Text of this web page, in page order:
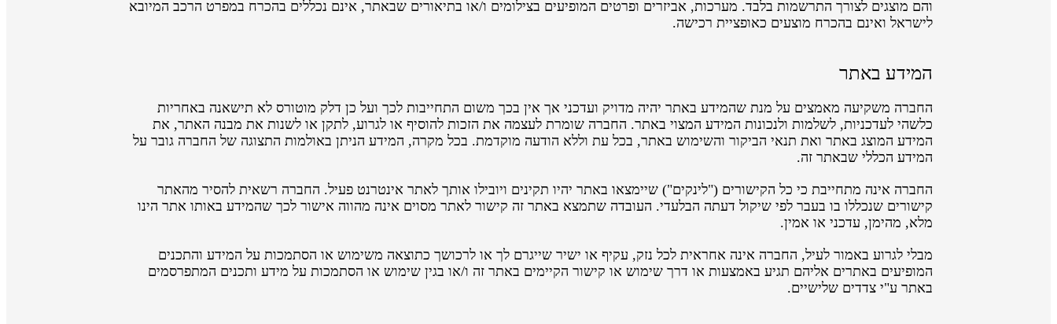
והם מוצגים לצורך התרשמות בלבד. מערכות, אביזרים ופרטים המופיעים בצילומים ו/או בתיאורים שבאתר, אינם נכללים בהכרח במפרט הרכב המיובא
לישראל ואינם בהכרח מוצעים כאופציית רכישה.
המידע באתר
החברה משקיעה מאמצים על מנת שהמידע באתר יהיה מדויק ועדכני אך אין בכך משום התחייבות לכך ועל כן דלק מוטורס לא תישאנה באחריות
כלשהי לעדכניות, לשלמות ולנכונות המידע המצוי באתר. החברה שומרת לעצמה את הזכות להוסיף או לגרוע, לתקן או לשנות את מבנה האתר, את
המידע המוצג באתר ואת תנאי הביקור והשימוש באתר, בכל עת וללא הודעה מוקדמת. בכל מקרה, המידע הניתן באולמות התצוגה של החברה גובר על
המידע הכללי שבאתר זה.
החברה אינה מתחייבת כי כל הקישורים ("לינקים") שיימצאו באתר יהיו תקינים ויובילו אותך לאתר אינטרנט פעיל. החברה רשאית להסיר מהאתר
קישורים שנכללו בו בעבר לפי שיקול דעתה הבלעדי. העובדה שתמצא באתר זה קישור לאתר מסוים אינה מהווה אישור לכך שהמידע באותו אתר הינו
מלא, מהימן, עדכני או אמין.
מבלי לגרוע באמור לעיל, החברה אינה אחראית לכל נזק, עקיף או ישיר שייגרם לך או לרכושך כתוצאה משימוש או הסתמכות על המידע והתכנים
המופיעים באתרים אליהם תגיע באמצעות או דרך שימוש או קישור הקיימים באתר זה ו/או בגין שימוש או הסתמכות על מידע ותכנים המתפרסמים
באתר ע"י צדדים שלישיים.